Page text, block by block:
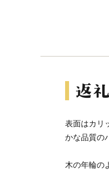
表面はカリ
かな品質の
木の年輪の